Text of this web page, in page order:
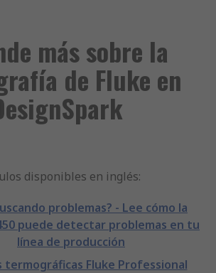
más sobre la
de Fluke en
disponibles en inglés:
problemas? - Lee cómo la
puede detectar problemas en tu
línea de producción
termográficas Fluke Professional